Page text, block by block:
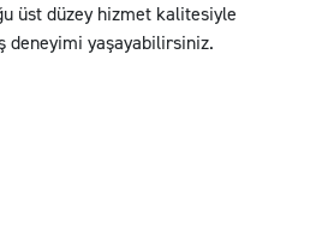
üst düzey hizmet kalitesiyle
yaşayabilirsiniz.